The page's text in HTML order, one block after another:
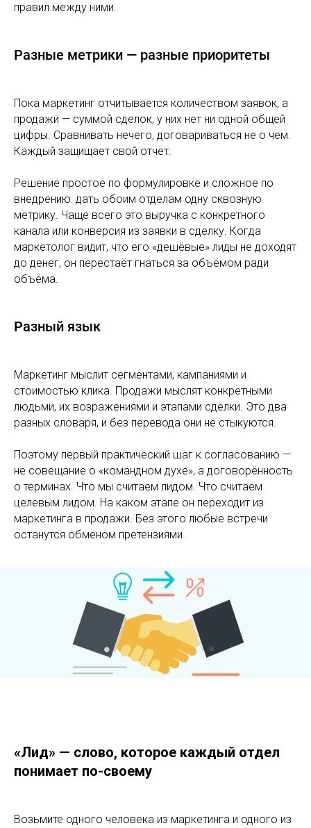
правил между ними.
Разные метрики — разные приоритеты
Пока маркетинг отчитывается количеством заявок, а
продажи — суммой сделок, у них нет ни одной общей
цифры. Сравнивать нечего, договариваться не о чем.
Каждый защищает свой отчёт.
Решение простое по формулировке и сложное по
внедрению: дать обоим отделам одну сквозную
метрику. Чаще всего это выручка с конкретного
канала или конверсия из заявки в сделку. Когда
маркетолог видит, что его «дешёвые» лиды не доходят
до денег, он перестаёт гнаться за объёмом ради
объёма.
Разный язык
Маркетинг мыслит сегментами, кампаниями и
стоимостью клика. Продажи мыслят конкретными
людьми, их возражениями и этапами сделки. Это два
разных словаря, и без перевода они не стыкуются.
Поэтому первый практический шаг к согласованию —
не совещание о «командном духе», а договорённость
о терминах. Что мы считаем лидом. Что считаем
целевым лидом. На каком этапе он переходит из
маркетинга в продажи. Без этого любые встречи
останутся обменом претензиями.
«Лид» — слово, которое каждый отдел
понимает по-своему
Возьмите одного человека из маркетинга и одного из